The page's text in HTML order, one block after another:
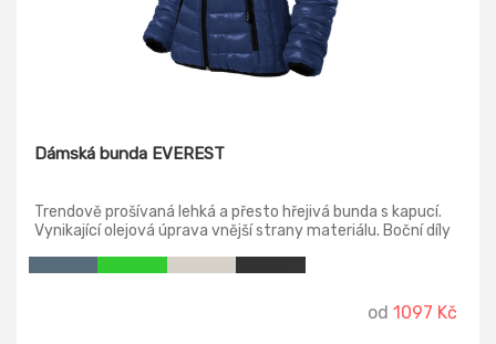
Dámská bunda EVEREST
Trendově prošívaná lehká a přesto hřejivá bunda s kapucí.
Vynikající olejová úprava vnější strany materiálu. Boční díly
od 1097 Kč